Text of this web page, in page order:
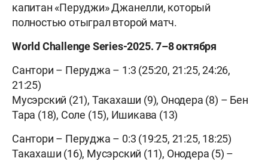
капитан «Перуджи» Джанелли, который
полностью отыграл второй матч.
World Challenge Series-2025. 7–8 октября
Сантори – Перуджа – 1:3 (25:20, 21:25, 24:26,
21:25)
Мусэрский (21), Такахаши (9), Онодера (8) – Бен
Тара (18), Соле (15), Ишикава (13)
Сантори – Перуджа – 0:3 (19:25, 21:25, 18:25)
Такахаши (16), Мусэрский (11), Онодера (5) –